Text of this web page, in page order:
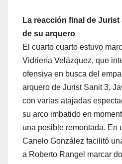
La reacción final de Jurist
de su arquero
El cuarto cuarto estuvo
Vidriería Velázquez, que
ofensiva en busca del
arquero de Jurist Sanit 3,
con varias atajadas
su arco imbatido en
una posible remontada. En
Canelo González facilitó
a Roberto Rangel marcar